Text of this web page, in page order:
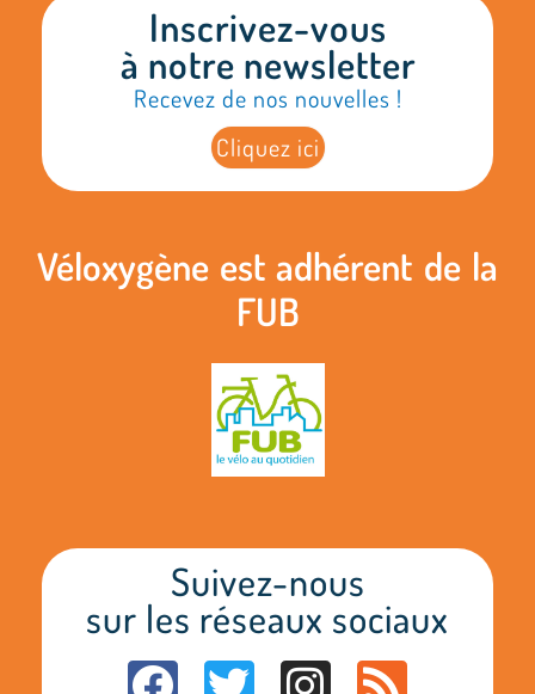
Inscrivez-vous
à notre newsletter
Recevez de nos nouvelles !
Cliquez ici
Véloxygène est adhérent de la
FUB
Suivez-nous
sur les réseaux sociaux
F T I R